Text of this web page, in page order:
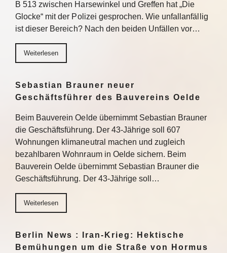
B 513 zwischen Harsewinkel und Greffen hat „Die
Glocke“ mit der Polizei gesprochen. Wie unfallanfällig
ist dieser Bereich? Nach den beiden Unfällen vor…
Weiterlesen
Sebastian Brauner neuer
Geschäftsführer des Bauvereins Oelde
Beim Bauverein Oelde übernimmt Sebastian Brauner
die Geschäftsführung. Der 43-Jährige soll 607
Wohnungen klimaneutral machen und zugleich
bezahlbaren Wohnraum in Oelde sichern. Beim
Bauverein Oelde übernimmt Sebastian Brauner die
Geschäftsführung. Der 43-Jährige soll…
Weiterlesen
Berlin News : Iran-Krieg: Hektische
Bemühungen um die Straße von Hormus